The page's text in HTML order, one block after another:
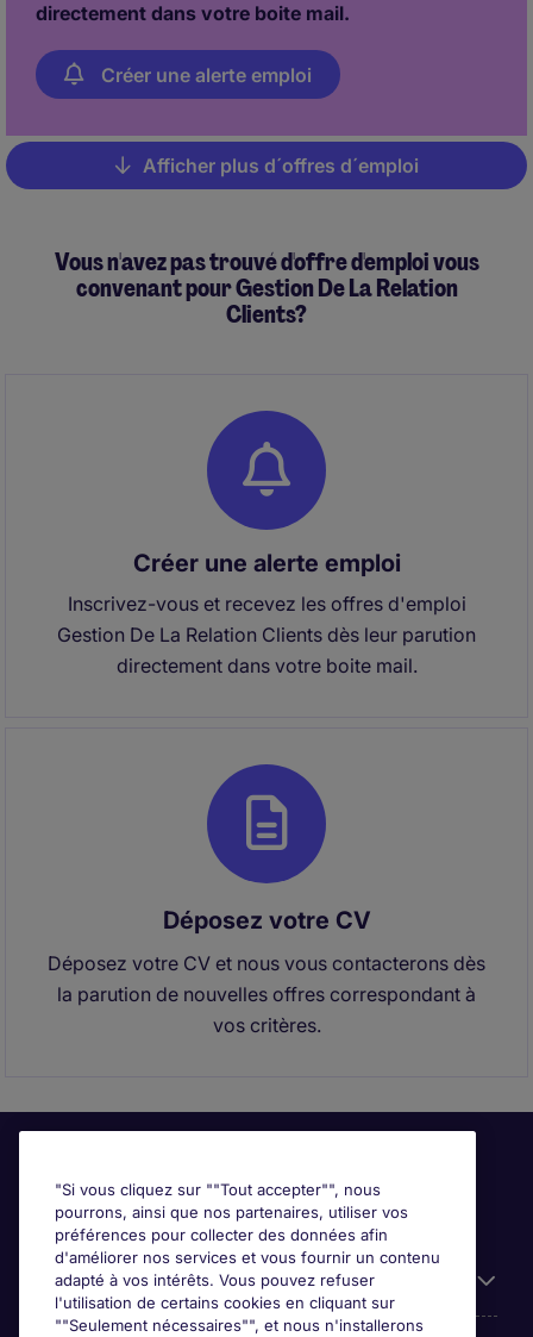
directement dans votre boite mail.
Créer une alerte emploi
Pagination
Afficher plus d´offres d´emploi
Vous n'avez pas trouvé d'offre d'emploi vous
convenant pour Gestion De La Relation
Clients?
Créer une alerte emploi
Inscrivez-vous et recevez les offres d'emploi
Gestion De La Relation Clients dès leur parution
directement dans votre boite mail.
Déposez votre CV
Déposez votre CV et nous vous contacterons dès
la parution de nouvelles offres correspondant à
vos critères.
Liens utiles
"Si vous cliquez sur ""Tout accepter"", nous
pourrons, ainsi que nos partenaires, utiliser vos
préférences pour collecter des données afin
d'améliorer nos services et vous fournir un contenu
adapté à vos intérêts. Vous pouvez refuser
l'utilisation de certains cookies en cliquant sur
""Seulement nécessaires"", et nous n'installerons